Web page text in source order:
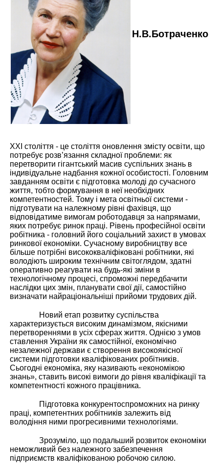
Н.В.Ботраченко
XXI століття - це століття оновлення змісту освіти, що
потребує розв’язання складної проблеми: як
перетворити гігантський масив суспільних знань в
індивідуальне надбання кожної особистості. Головним
завданням освіти є підготовка молоді до сучасного
життя, тобто формування в неї необхідних
компетентностей. Тому і мета освітньої системи -
підготувати на належному рівні фахівця, що
відповідатиме вимогам роботодавця за напрямами,
яких потребує ринок праці. Рівень професійної освіти
робітника - головний його соціальний захист в умовах
ринкової економіки. Сучасному виробництву все
більше потрібні висококваліфіковані робітники, які
володіють широким технічним світоглядом, здатні
оперативно реагувати на будь-які зміни в
технологічному процесі, спроможні передбачити
наслідки цих змін, планувати свої дії, самостійно
визначати найраціональніші прийоми трудових дій.
Новий етап розвитку суспільства
характеризується високим динамізмом, якісними
перетвореннями в усіх сферах життя. Однією з умов
ставлення України як самостійної, економічно
незалежної держави є створення високоякісної
системи підготовки кваліфікованих робітників.
Сьогодні економіка, яку називають «економікою
знань», ставить високі вимоги до рівня кваліфікації та
компетентності кожного працівника.
Підготовка конкурентоспроможних на ринку
праці, компетентних робітників залежить від
володіння ними прогресивними технологіями.
Зрозуміло, що подальший розвиток економіки
неможливий без належного забезпечення
підприємств кваліфікованою робочою силою.